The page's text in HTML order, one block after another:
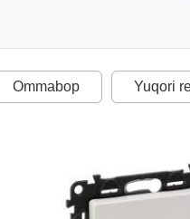
Ommabop Yuqori